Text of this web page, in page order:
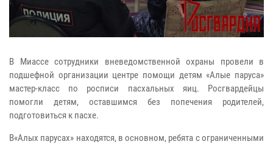
В Миассе сотрудники вневедомственной охраны провели в
подшефной организации центре помощи детям «Алые паруса»
мастер-класс по росписи пасхальных яиц. Росгвардейцы
помогли детям, оставшимся без попечения родителей,
подготовиться к пасхе.
В«Алых парусах» находятся, в основном, ребята с ограниченными